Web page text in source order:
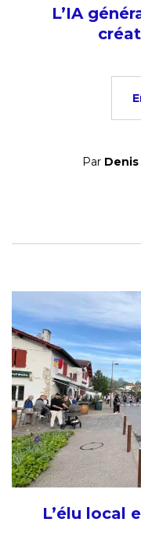
L’IA
Par
L’élu local